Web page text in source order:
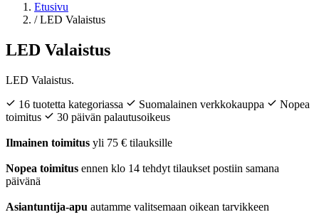
Etusivu
/ LED Valaistus
LED Valaistus
LED Valaistus.
16 tuotetta kategoriassa
Suomalainen verkkokauppa
Nopea
toimitus
30 päivän palautusoikeus
Ilmainen toimitus yli 75 € tilauksille
Nopea toimitus ennen klo 14 tehdyt tilaukset postiin samana
päivänä
Asiantuntija-apu autamme valitsemaan oikean tarvikkeen